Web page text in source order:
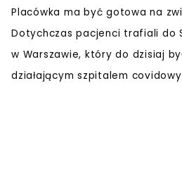
Placówka ma być gotowa na
Dotychczas pacjenci trafiali do
w Warszawie, który do dzisiaj
działającym szpitalem